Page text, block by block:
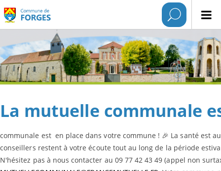
La mutuelle communale
communale est en place dans votre commune ! 🎉 La santé est
conseillers restent à votre écoute tout au long de la période
N'hésitez pas à nous contacter au 09 77 42 43 49 (appel non